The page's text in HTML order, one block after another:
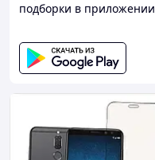
подборки в приложении